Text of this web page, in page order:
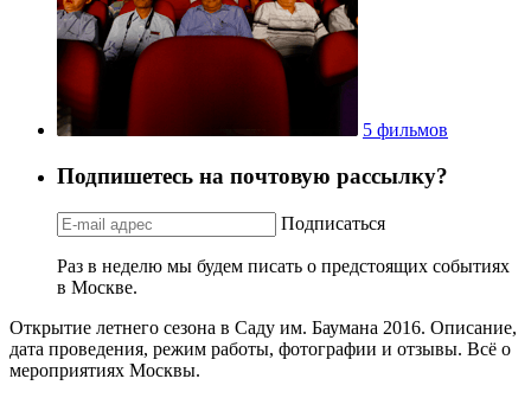
5 фильмов
Подпишетесь на почтовую рассылку?
Подписаться
Раз в неделю мы будем писать о предстоящих событиях
в Москве.
Открытие летнего сезона в Саду им. Баумана 2016. Описание,
дата проведения, режим работы, фотографии и отзывы. Всё о
мероприятиях Москвы.